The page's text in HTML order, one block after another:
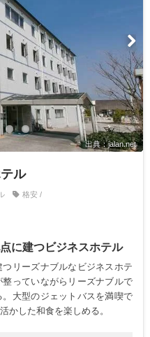
出典：jalan.net
ル
格安 /
に建つビジネスホテル
リーズナブルなビジネスホテ
っていながらリーズナブルで
大型のジェットバスを満喫で
かした和食を楽しめる。